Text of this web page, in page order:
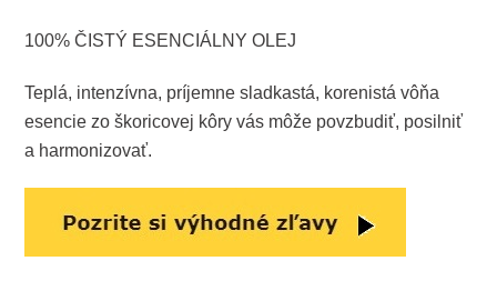
13.60 €
27.90 €
100% ČISTÝ ESENCIÁLNY OLEJ
Teplá, intenzívna, príjemne sladkastá, korenistá vôňa
esencie zo škoricovej kôry vás môže povzbudiť, posilniť
a harmonizovať.